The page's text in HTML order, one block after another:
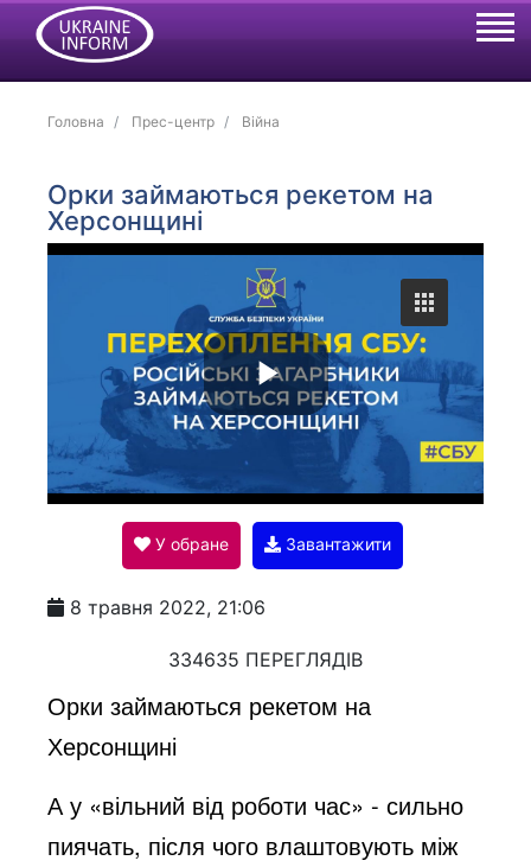
Головна Прес-центр Війна
Орки займаються рекетом на
Херсонщині
P
l
a
y
i
У обране Завантажити
8 травня 2022, 21:06
334635 ПЕРЕГЛЯДІВ
Орки займаються рекетом на
Херсонщині
А у «вільний від роботи час» - сильно
пиячать, після чого влаштовують між